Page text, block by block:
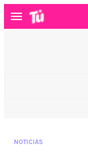
Menú
NOTICIAS